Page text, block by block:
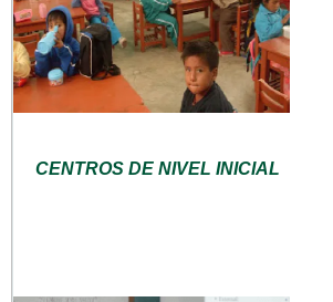
CENTROS DE NIVEL INICIAL